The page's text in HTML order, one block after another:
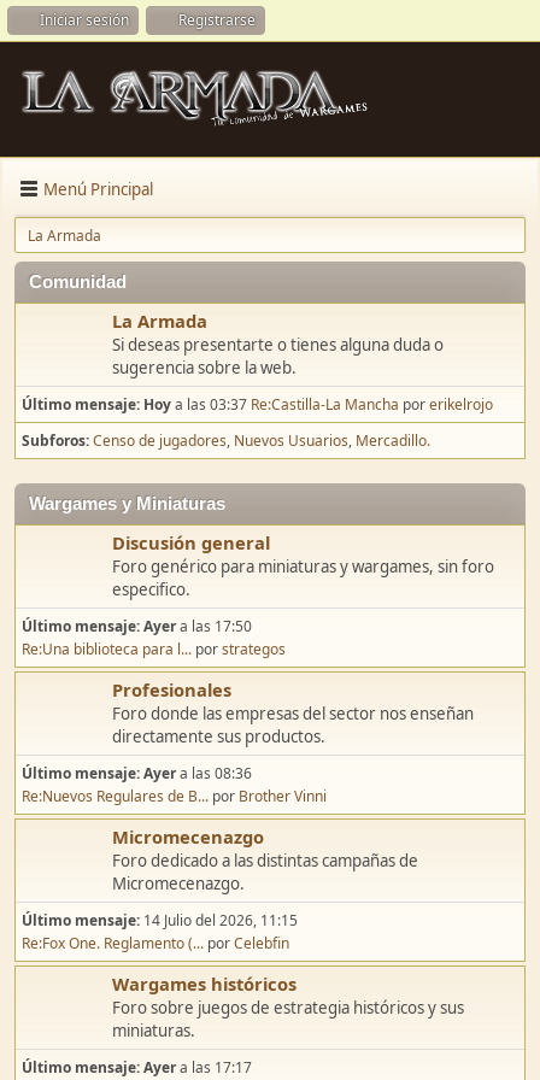
Iniciar sesión Registrarse
Menú Principal
La Armada
Comunidad
La Armada
Si deseas presentarte o tienes alguna duda o
sugerencia sobre la web.
Último mensaje: Hoya las 03:37 Re:Castilla-La Mancha porerikelrojo
Subforos Censo de jugadores Nuevos Usuarios Mercadillo.
Wargames y Miniaturas
Discusión general
Foro genérico para miniaturas y wargames, sin foro
especifico.
Último mensaje:Ayera las 17:50
Re:Una biblioteca para l... porstrategos
Profesionales
Foro donde las empresas del sector nos enseñan
directamente sus productos.
Último mensaje:Ayera las 08:36
Re:Nuevos Regulares de B... por Brother Vinni
Micromecenazgo
Foro dedicado a las distintas campañas de
Micromecenazgo.
Último mensaje: 14 Julio del 2026, 11:15
Re:Fox One. Reglamento (... porCelebfin
Wargames históricos
Foro sobre juegos de estrategia históricos y sus
miniaturas.
Último mensaje:Ayera las 17:17